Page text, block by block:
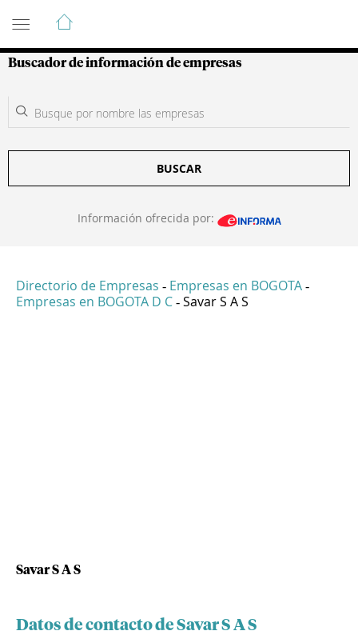
Guía de Empresas Colombianas
Buscador de información de empresas
BUSCAR
Información ofrecida por:
Directorio de Empresas - Empresas en BOGOTA -
Empresas en BOGOTA D C - Savar S A S
Savar S A S
Datos de contacto de Savar S A S